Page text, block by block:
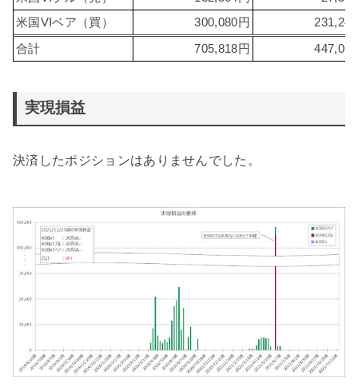
米国VIベア（買）
300,080円
合計 705,818円
実現損益
決済したポジションはありませんでした。